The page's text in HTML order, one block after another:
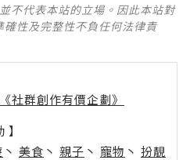
不代表本站的立場。因此本站對
性及完整性不負任何法律責
社群創作有價企劃》
丶 美食 丶 親子 丶 寵物 丶 扮靚